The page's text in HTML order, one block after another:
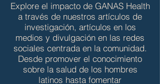
Explore el impacto de GANAS Health
a través de nuestros artículos de
investigación, artículos en los
medios y divulgación en las redes
sociales centrada en la comunidad.
Desde promover el conocimiento
sobre la salud de los hombres
latinos hasta fomentar